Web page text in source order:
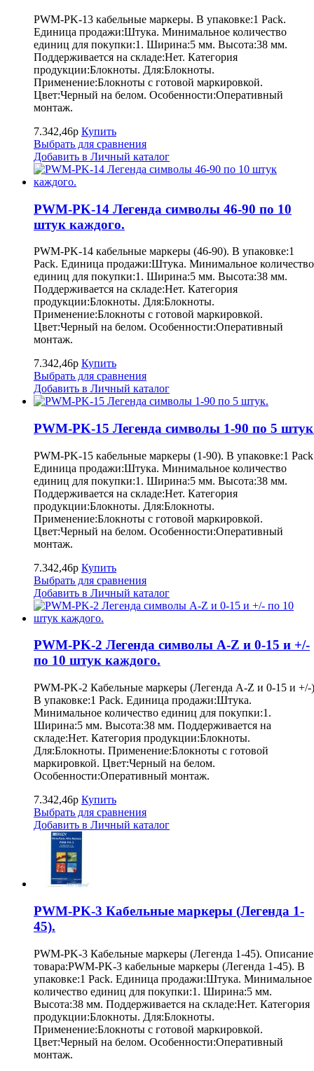
PWM-PK-13 кабельные маркеры. В упаковке:1 Pack.
Единица продажи:Штука. Минимальное количество
единиц для покупки:1. Ширина:5 мм. Высота:38 мм.
Поддерживается на складе:Нет. Категория
продукции:Блокноты. Для:Блокноты.
Применение:Блокноты с готовой маркировкой.
Цвет:Черный на белом. Особенности:Оперативный
монтаж.
7.342,46р Купить
Выбрать для сравнения
Добавить в Личный каталог
PWM-PK-14 Легенда символы 46-90 по 10
штук каждого.
PWM-PK-14 кабельные маркеры (46-90). В упаковке:1
Pack. Единица продажи:Штука. Минимальное количество
единиц для покупки:1. Ширина:5 мм. Высота:38 мм.
Поддерживается на складе:Нет. Категория
продукции:Блокноты. Для:Блокноты.
Применение:Блокноты с готовой маркировкой.
Цвет:Черный на белом. Особенности:Оперативный
монтаж.
7.342,46р Купить
Выбрать для сравнения
Добавить в Личный каталог
PWM-PK-15 Легенда символы 1-90 по 5
PWM-PK-15 кабельные маркеры (1-90). В упаковке:1
Единица продажи:Штука. Минимальное количество
единиц для покупки:1. Ширина:5 мм. Высота:38 мм.
Поддерживается на складе:Нет. Категория
продукции:Блокноты. Для:Блокноты.
Применение:Блокноты с готовой маркировкой.
Цвет:Черный на белом. Особенности:Оперативный
монтаж.
7.342,46р Купить
Выбрать для сравнения
Добавить в Личный каталог
PWM-PK-2 Легенда символы A-Z и 0-15 и +/-
по 10 штук каждого.
PWM-PK-2 Кабельные маркеры (Легенда A-Z и 0-15 и +/-
В упаковке:1 Pack. Единица продажи:Штука.
Минимальное количество единиц для покупки:1.
Ширина:5 мм. Высота:38 мм. Поддерживается на
складе:Нет. Категория продукции:Блокноты.
Для:Блокноты. Применение:Блокноты с готовой
маркировкой. Цвет:Черный на белом.
Особенности:Оперативный монтаж.
7.342,46р Купить
Выбрать для сравнения
Добавить в Личный каталог
PWM-PK-3 Кабельные маркеры (Легенда 1-
45).
PWM-PK-3 Кабельные маркеры (Легенда 1-45). Описание
товара:PWM-PK-3 кабельные маркеры (Легенда 1-45). В
упаковке:1 Pack. Единица продажи:Штука. Минимальное
количество единиц для покупки:1. Ширина:5 мм.
Высота:38 мм. Поддерживается на складе:Нет. Категория
продукции:Блокноты. Для:Блокноты.
Применение:Блокноты с готовой маркировкой.
Цвет:Черный на белом. Особенности:Оперативный
монтаж.